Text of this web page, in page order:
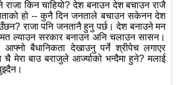
किन चाहियो? देश बनाउन देश बचाउन राजै
हो -- कुनै दिन जनताले बचाउन सकेनन देश
राजा पनि जनतानै हुनु पर्छ। देश बनाउने मन
ल्याउन सरकार बनाउन अनि चलाउन सासन।
बैधानिकता देखाउनु पर्ने श्रीपेच लगाएर
चै मेरा बाउ बराजुले आर्ज्याको भन्दैमा हुने? मलाई